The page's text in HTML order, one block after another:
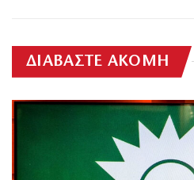
ΔΙΑΒΑΣΤΕ ΑΚΟΜΗ